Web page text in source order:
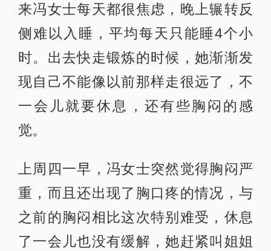
来冯女士每天都很焦虑，晚上辗转反
侧难以入睡，平均每天只能睡4个小
时。出去快走锻炼的时候，她渐渐发
现自己不能像以前那样走很远了，不
一会儿就要休息，还有些胸闷的感
觉。
上周四一早，冯女士突然觉得胸闷严
重，而且还出现了胸口疼的情况，与
之前的胸闷相比这次特别难受，休息
了一会儿也没有缓解，她赶紧叫姐姐